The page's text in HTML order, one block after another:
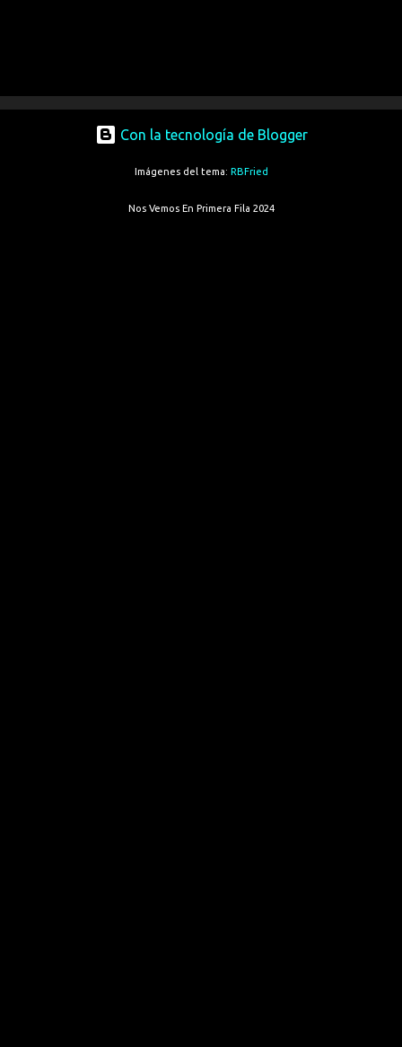
Con la tecnología de Blogger
Imágenes del tema: RBFried
Nos Vemos En Primera Fila 2024